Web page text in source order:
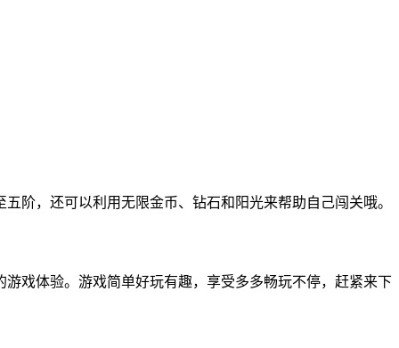
阶，还可以利用无限金币、钻石和阳光来帮助自己闯关哦。
戏体验。游戏简单好玩有趣，享受多多畅玩不停，赶紧来下